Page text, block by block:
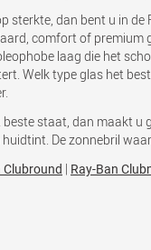
sterkte, dan bent u in
comfort of premium
laag die het
Welk type glas het
staat, dan maakt
De zonnebril
Clubround | Ray-Ban